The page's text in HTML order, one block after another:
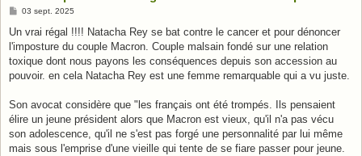
M
s
a
g
03 sept. 2025
Un vrai régal !!!! Natacha Rey se bat contre le cancer et pour dénoncer
l'imposture du couple Macron. Couple malsain fondé sur une relation
toxique dont nous payons les conséquences depuis son accession au
pouvoir. en cela Natacha Rey est une femme remarquable qui a vu juste.
Son avocat considère que "les français ont été trompés. Ils pensaient
élire un jeune président alors que Macron est vieux, qu'il n'a pas vécu
son adolescence, qu'il ne s'est pas forgé une personnalité par lui même
mais sous l'emprise d'une vieille qui tente de se fiare passer pour jeune.